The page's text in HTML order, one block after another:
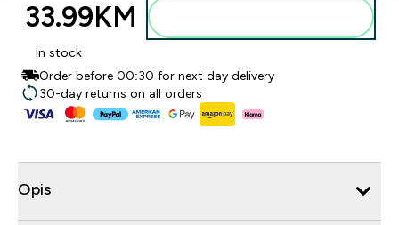
33.99KM‎
In stock
Order before 00:30 for next day delivery
30-day returns on all orders
Opis